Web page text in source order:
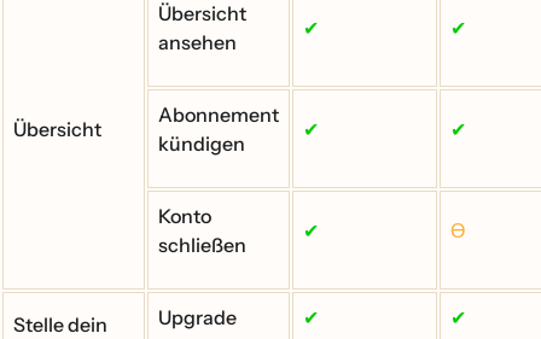
Übersicht
Übersicht
ansehen
✔ ✔
Abonnement
kündigen
✔ ✔
Konto
schließen
✔ Ɵ
Stelle dein
Upgrade ✔ ✔